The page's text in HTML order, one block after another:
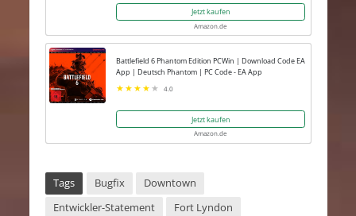
Jetzt kaufen
Amazon.de
Battlefield 6 Phantom Edition PCWin | Download Code EA
App | Deutsch Phantom | PC Code - EA App
4.0
Jetzt kaufen
Amazon.de
Tags Bugfix
Downtown
Entwickler-Statement
Fort Lyndon